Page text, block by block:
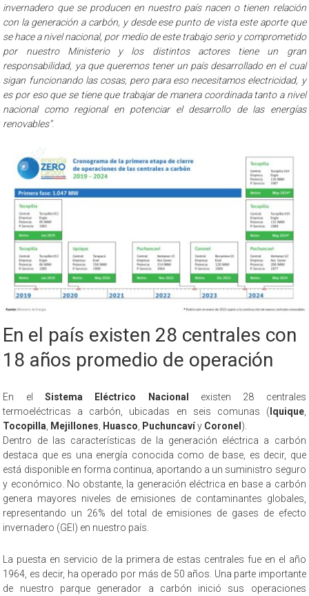
invernadero que se producen en nuestro país nacen o tienen relación
con la generación a carbón, y desde ese punto de vista este aporte que
se hace a nivel nacional, por medio de este trabajo serio y comprometido
por nuestro Ministerio y los distintos actores tiene un gran
responsabilidad, ya que queremos tener un país desarrollado en el cual
sigan funcionando las cosas, pero para eso necesitamos electricidad, y
es por eso que se tiene que trabajar de manera coordinada tanto a nivel
nacional como regional en potenciar el desarrollo de las energías
renovables”.
En el país existen 28 centrales con
18 años promedio de operación
En elSistema Eléctrico Nacional
existen 28 centrales
termoeléctricas a carbón, ubicadas en seis comunas ( Iquique,
Tocopilla
Mejillones Huasco Puchuncavíy Coronel ).
Dentro de las características de la generación eléctrica a carbón
destaca que es una energía conocida como de base, es decir, que
está disponible en forma continua, aportando a un suministro seguro
y económico. No obstante, la generación eléctrica en base a carbón
genera mayores niveles de emisiones de contaminantes globales,
representando un 26% del total de emisiones de gases de efecto
invernadero (GEI) en nuestro país.
La puesta en servicio de la primera de estas centrales fue en el año
1964, es decir, ha operado por más de 50 años. Una parte importante
de nuestro parque generador a carbón inició sus operaciones